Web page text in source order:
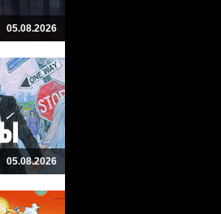
05.08.2026
05.08.2026